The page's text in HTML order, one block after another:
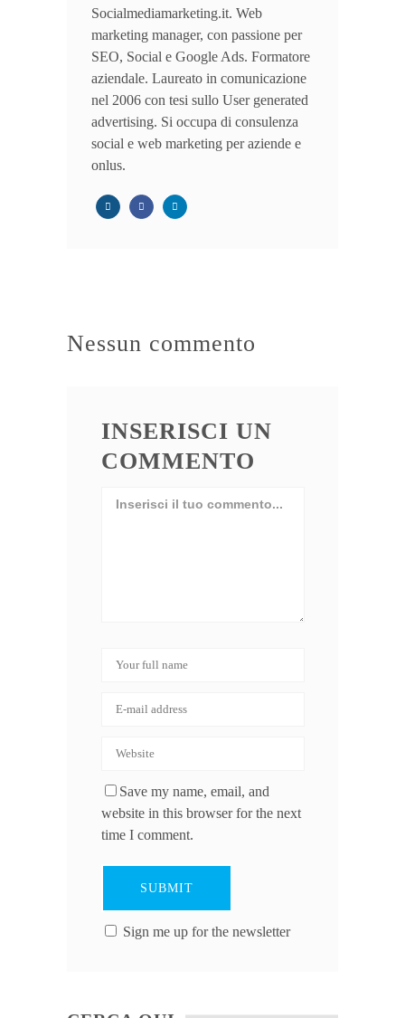
Socialmediamarketing.it. Web
marketing manager, con passione per
SEO, Social e Google Ads. Formatore
aziendale. Laureato in comunicazione
nel 2006 con tesi sullo User generated
advertising. Si occupa di consulenza
social e web marketing per aziende e
onlus.
Nessun commento
INSERISCI UN
COMMENTO
Save my name, email, and
website in this browser for the next
time I comment.
Sign me up for the newsletter